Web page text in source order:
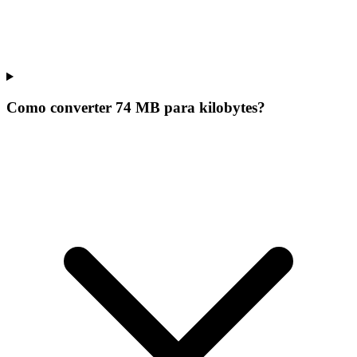
Como converter 74 MB para kilobytes?